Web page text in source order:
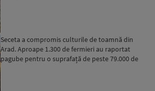
Seceta a compromis culturile de toamnă din
Arad. Aproape 1.300 de fermieri au raportat
pagube pentru o suprafață de peste 79.000 de